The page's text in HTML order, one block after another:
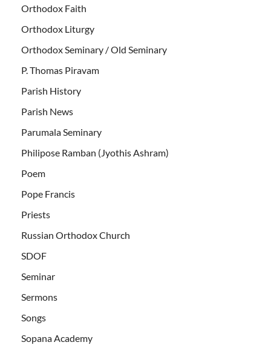
Orthodox Faith
Orthodox Liturgy
Orthodox Seminary / Old Seminary
P. Thomas Piravam
Parish History
Parish News
Parumala Seminary
Philipose Ramban (Jyothis Ashram)
Poem
Pope Francis
Priests
Russian Orthodox Church
SDOF
Seminar
Sermons
Songs
Sopana Academy